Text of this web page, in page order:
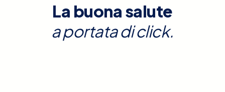
La buona salute
a portata di click.